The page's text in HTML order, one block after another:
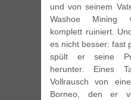
und von seinem
Washoe Mining
komplett ruiniert.
es nicht besser: fast
spült er seine
herunter. Eines
Vollrausch von
Borneo, den er